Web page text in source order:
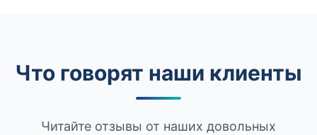
Что говорят наши клиенты
Читайте отзывы от наших довольных